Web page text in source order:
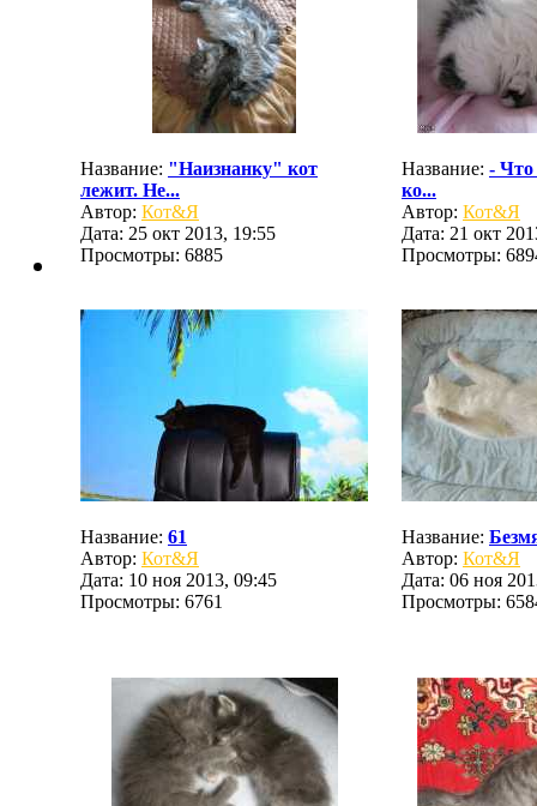
Название: "Наизнанку" кот
лежит. Не...
Автор: Кот&Я
Дата: 25 окт 2013, 19:55
Просмотры: 6885
Название: - Что
ко...
Автор: Кот&Я
Дата: 21 окт
Просмотры:
Название: 61
Автор: Кот&Я
Дата: 10 ноя 2013, 09:45
Просмотры: 6761
Название:
Автор: Кот&Я
Дата: 06 ноя
Просмотры: